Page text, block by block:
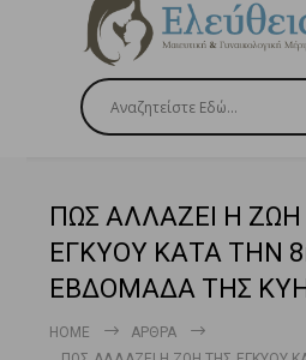
ΠΩΣ ΑΛΛΑΖΕΙ Η
ΕΓΚΥΟΥ ΚΑΤΑ ΤΗΝ
ΕΒΔΟΜΑΔΑ ΤΗΣ
HOME
ΆΡΘΡΑ